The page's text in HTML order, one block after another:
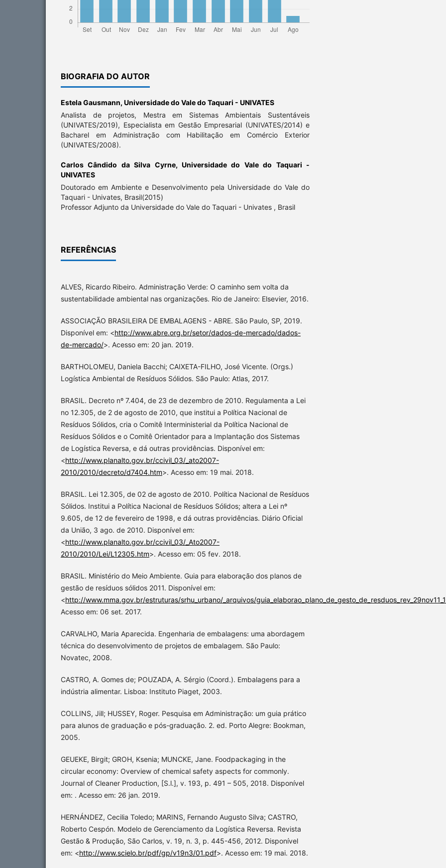
BIOGRAFIA DO AUTOR
Estela Gausmann, Universidade do Vale do Taquari - UNIVATES
Analista de projetos, Mestra em Sistemas Ambientais Sustentáveis
(UNIVATES/2019), Especialista em Gestão Empresarial (UNIVATES/2014) e
Bacharel em Administração com Habilitação em Comércio Exterior
(UNIVATES/2008).
Carlos Cândido da Silva Cyrne, Universidade do Vale do Taquari -
UNIVATES
Doutorado em Ambiente e Desenvolvimento pela Universidade do Vale do
Taquari - Univates, Brasil(2015)
Professor Adjunto da Universidade do Vale do Taquari - Univates , Brasil
REFERÊNCIAS
ALVES, Ricardo Ribeiro. Administração Verde: O caminho sem volta da
sustentabilidade ambiental nas organizações. Rio de Janeiro: Elsevier, 2016.
ASSOCIAÇÃO BRASILEIRA DE EMBALAGENS - ABRE. São Paulo, SP, 2019.
Disponível em: <http://www.abre.org.br/setor/dados-de-mercado/dados-
de-mercado/>. Acesso em: 20 jan. 2019.
BARTHOLOMEU, Daniela Bacchi; CAIXETA-FILHO, José Vicente. (Orgs.)
Logística Ambiental de Resíduos Sólidos. São Paulo: Atlas, 2017.
BRASIL. Decreto nº 7.404, de 23 de dezembro de 2010. Regulamenta a Lei
no 12.305, de 2 de agosto de 2010, que institui a Política Nacional de
Resíduos Sólidos, cria o Comitê Interministerial da Política Nacional de
Resíduos Sólidos e o Comitê Orientador para a Implantação dos Sistemas
de Logística Reversa, e dá outras providências. Disponível em:
<http://www.planalto.gov.br/ccivil_03/_ato2007-
2010/2010/decreto/d7404.htm>. Acesso em: 19 mai. 2018.
BRASIL. Lei 12.305, de 02 de agosto de 2010. Política Nacional de Resíduos
Sólidos. Institui a Política Nacional de Resíduos Sólidos; altera a Lei nº
9.605, de 12 de fevereiro de 1998, e dá outras providências. Diário Oficial
da União, 3 ago. de 2010. Disponível em:
<http://www.planalto.gov.br/ccivil_03/_Ato2007-
2010/2010/Lei/L12305.htm>. Acesso em: 05 fev. 2018.
BRASIL. Ministério do Meio Ambiente. Guia para elaboração dos planos de
gestão de resíduos sólidos 2011. Disponível em:
<http://www.mma.gov.br/estruturas/srhu_urbano/_arquivos/
Acesso em: 06 set. 2017.
CARVALHO, Maria Aparecida. Engenharia de embalagens: uma abordagem
técnica do desenvolvimento de projetos de embalagem. São Paulo:
Novatec, 2008.
CASTRO, A. Gomes de; POUZADA, A. Sérgio (Coord.). Embalagens para a
indústria alimentar. Lisboa: Instituto Piaget, 2003.
COLLINS, Jill; HUSSEY, Roger. Pesquisa em Administração: um guia prático
para alunos de graduação e pós-graduação. 2. ed. Porto Alegre: Bookman,
2005.
GEUEKE, Birgit; GROH, Ksenia; MUNCKE, Jane. Foodpackaging in the
circular economy: Overview of chemical safety aspects for commonly.
Journal of Cleaner Production, [S.l.], v. 193, p. 491 – 505, 2018. Disponível
em: . Acesso em: 26 jan. 2019.
HERNÁNDEZ, Cecilia Toledo; MARINS, Fernando Augusto Silva; CASTRO,
Roberto Cespón. Modelo de Gerenciamento da Logística Reversa. Revista
Gestão & Produção, São Carlos, v. 19, n. 3, p. 445-456, 2012. Disponível
em: <http://www.scielo.br/pdf/gp/v19n3/01.pdf>. Acesso em: 19 mai. 2018.